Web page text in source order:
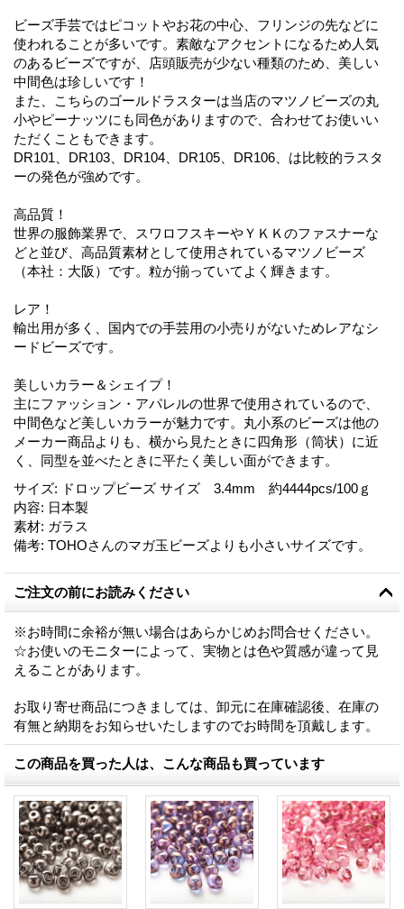
ビーズ手芸ではピコットやお花の中心、フリンジの先などに
使われることが多いです。素敵なアクセントになるため人気
のあるビーズですが、店頭販売が少ない種類のため、美しい
中間色は珍しいです！
また、こちらのゴールドラスターは当店のマツノビーズの丸
小やピーナッツにも同色がありますので、合わせてお使いい
ただくこともできます。
DR101、DR103、DR104、DR105、DR106、は比較的ラスタ
ーの発色が強めです。
高品質！
世界の服飾業界で、スワロフスキーやＹＫＫのファスナーな
どと並び、高品質素材として使用されているマツノビーズ
（本社：大阪）です。粒が揃っていてよく輝きます。
レア！
輸出用が多く、国内での手芸用の小売りがないためレアなシ
ードビーズです。
美しいカラー＆シェイプ！
主にファッション・アパレルの世界で使用されているので、
中間色など美しいカラーが魅力です。丸小系のビーズは他の
メーカー商品よりも、横から見たときに四角形（筒状）に近
く、同型を並べたときに平たく美しい面ができます。
サイズ: ドロップビーズ サイズ 3.4mm 約4444pcs/100ｇ
内容: 日本製
素材: ガラス
備考: TOHOさんのマガ玉ビーズよりも小さいサイズです。
ご注文の前にお読みください
※お時間に余裕が無い場合はあらかじめお問合せください。
☆お使いのモニターによって、実物とは色や質感が違って見
えることがあります。
お取り寄せ商品につきましては、卸元に在庫確認後、在庫の
有無と納期をお知らせいたしますのでお時間を頂戴します。
この商品を買った人は、こんな商品も買っています